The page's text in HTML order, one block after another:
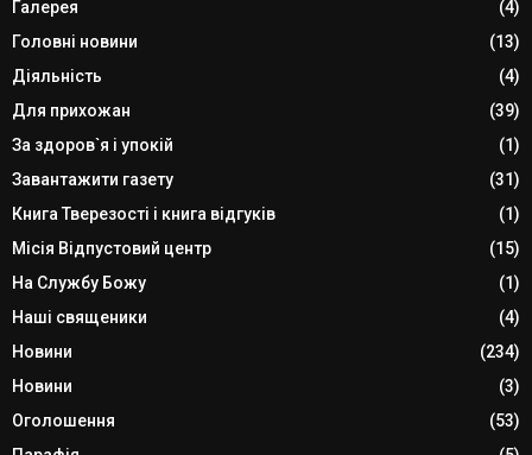
Галерея
(4)
Головні новини
(13)
Діяльність
(4)
Для прихожан
(39)
За здоров`я і упокій
(1)
Завантажити газету
(31)
Книга Тверезості і книга відгуків
(1)
Місія Відпустовий центр
(15)
На Службу Божу
(1)
Наші священики
(4)
Новини
(234)
Новини
(3)
Оголошення
(53)